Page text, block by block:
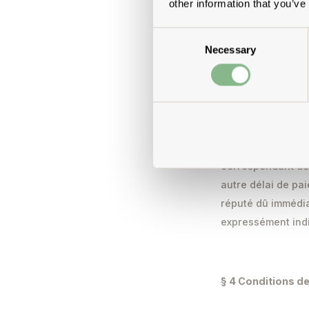
other information that
Necessary
(2) Sauf si nous
pas compris
correspondant
autre délai de
réputé dû
expressément
§ 4 Conditions